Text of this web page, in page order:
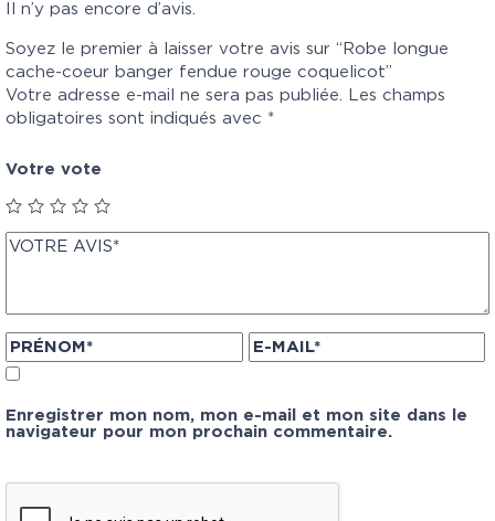
Il n’y pas encore d’avis.
Soyez le premier à laisser votre avis sur “Robe longue
cache-coeur banger fendue rouge coquelicot”
Votre adresse e-mail ne sera pas publiée. Les champs
obligatoires sont indiqués avec *
Votre vote
Enregistrer mon nom, mon e-mail et mon site dans le
navigateur pour mon prochain commentaire.